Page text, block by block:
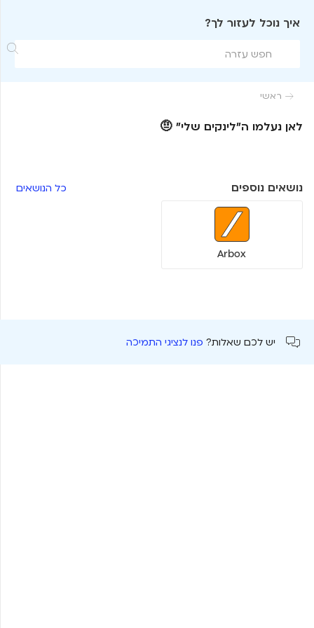
איך נוכל לעזור לך?

 ראשי
לאן נעלמו ה״לינקים שלי״ 🤨
נושאים נוספים כל הנושאים
Arbox
יש לכם שאלות? פנו לנציגי התמיכה